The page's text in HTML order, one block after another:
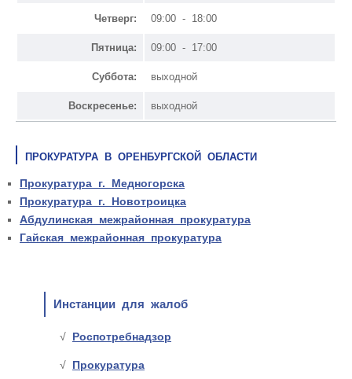
Четверг: 09:00 - 18:00
Пятница: 09:00 - 17:00
Суббота: выходной
Воскресенье: выходной
ПРОКУРАТУРА В ОРЕНБУРГСКОЙ ОБЛАСТИ
Прокуратура г. Медногорска
Прокуратура г. Новотроицка
Абдулинская межрайонная прокуратура
Гайская межрайонная прокуратура
Инстанции для жалоб
Роспотребнадзор
Прокуратура